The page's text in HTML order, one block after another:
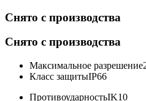
Снято с производства
Снято с производства
Максимальное разрешение
Класс защитыIP66
ПротивоударностьIK10